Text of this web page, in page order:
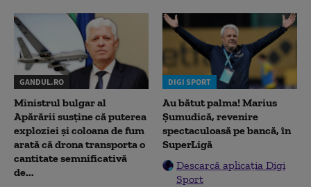
GANDUL.RO
Ministrul bulgar al
Apărării susține că puterea
exploziei și coloana de fum
arată că drona transporta o
cantitate semnificativă
de...
DIGI SPORT
Au bătut palma! Marius
Șumudică, revenire
spectaculoasă pe bancă, în
SuperLigă
Descarcă aplicația Digi
Sport